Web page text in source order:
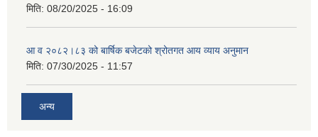
मिति: 08/20/2025 - 16:09
आ व २०८२।८३ को बार्षिक बजेटको श्रोतगत आय व्याय अनुमान
मिति: 07/30/2025 - 11:57
अन्य